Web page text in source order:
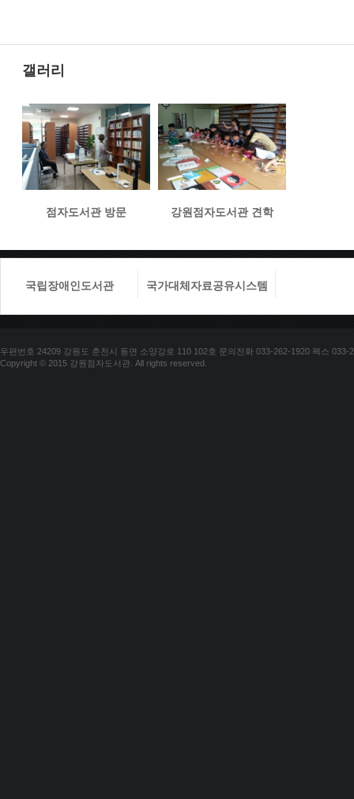
갤러리
점자도서관 방문 강원점자도서관 견학
국립장애인도서관 국가대체자료공유시스템
우편번호 24209 강원도 춘천시 동면 소양강로 110 102호 문의전화 033-262-1920 팩스 033-
Copyright © 2015 강원점자도서관. All rights reserved.